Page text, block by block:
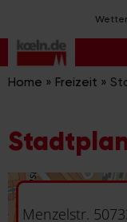
Inhalt
springen
Wetter
Home » Freizeit »